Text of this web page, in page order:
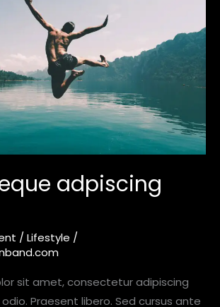
adpiscing
/ Lifestyle /
sit amet, consectetur adipiscing
Praesent libero. Sed cursus ante